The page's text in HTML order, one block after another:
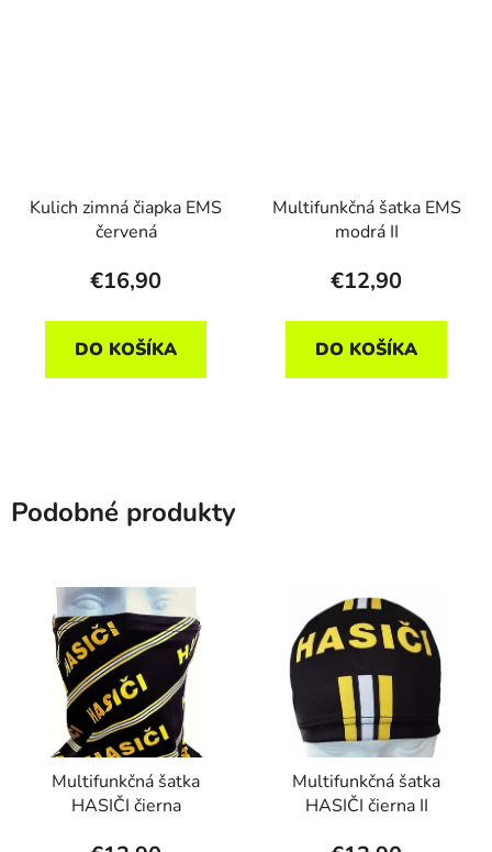
Kulich zimná čiapka EMS
červená
€16,90
DO KOŠÍKA
Multifunkčná šatka EMS
modrá II
€12,90
DO KOŠÍKA
Podobné produkty
Multifunkčná šatka
HASIČI čierna
Multifunkčná šatka
HASIČI čierna II